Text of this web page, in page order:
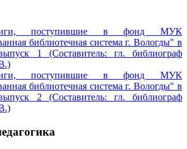
поступившие в фонд МУК
библиотечная система г. Вологды" в
1 (Составитель: гл. библиограф
поступившие в фонд МУК
библиотечная система г. Вологды" в
2 (Составитель: гл. библиограф